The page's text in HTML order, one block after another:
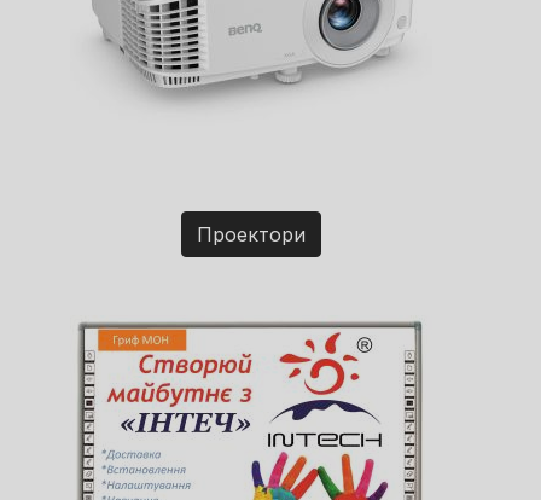
Проектори